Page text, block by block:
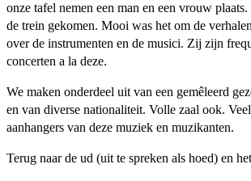
onze tafel nemen een man en een vrouw
de trein gekomen. Mooi was het om de
over de instrumenten en de musici. Zij zijn
concerten a la deze.
We maken onderdeel uit van een gemêleerd
en van diverse nationaliteit. Volle zaal ook.
aanhangers van deze muziek en muzikanten.
Terug naar de ud (uit te spreken als hoed) en